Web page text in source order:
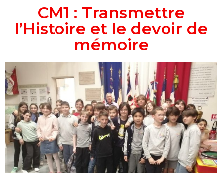
CM1 : Transmettre
l’Histoire et le devoir de
mémoire